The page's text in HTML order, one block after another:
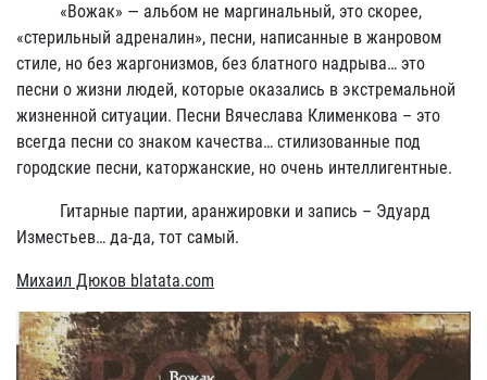
«Вожак» — альбом не маргинальный, это скорее,
«стерильный адреналин», песни, написанные в жанровом
стиле, но без жаргонизмов, без блатного надрыва… это
песни о жизни людей, которые оказались в экстремальной
жизненной ситуации. Песни Вячеслава Клименкова – это
всегда песни со знаком качества… стилизованные под
городские песни, каторжанские, но очень интеллигентные.
Гитарные партии, аранжировки и запись – Эдуард
Изместьев… да-да, тот самый.
Михаил Дюков blatata.com